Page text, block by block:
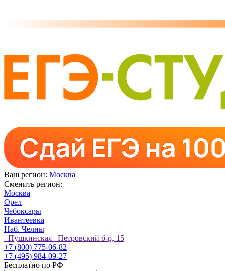
Ваш регион: Москва
Сменить регион:
Москва
Орел
Чебоксары
Ивантеевка
Наб. Челны
Пушкинская Петровский б-р, 15
+7 (800) 775-06-82
+7 (495) 984-09-27
Бесплатно по РФ